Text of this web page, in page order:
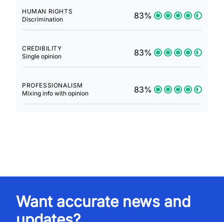
HUMAN RIGHTS
Discrimination
83%
CREDIBILITY
Single opinion
83%
PROFESSIONALISM
Mixing info with opinion
83%
Want accurate news and